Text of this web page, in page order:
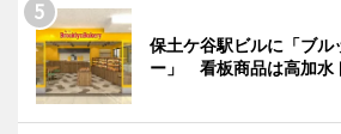
保土ケ谷駅ビルに「ブル
ー」 看板商品は高加水